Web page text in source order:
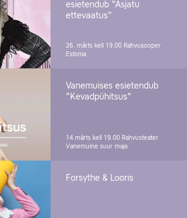
esietendub "Asjatu
ettevaatus"
26. märts kell 19.00 Rahvusooper
Estonia
Vanemuises esietendub
"Kevadpühitsus"
14.märts kell 19.00 Rahvusteater
Vanemuine suur maja
Forsythe & Looris